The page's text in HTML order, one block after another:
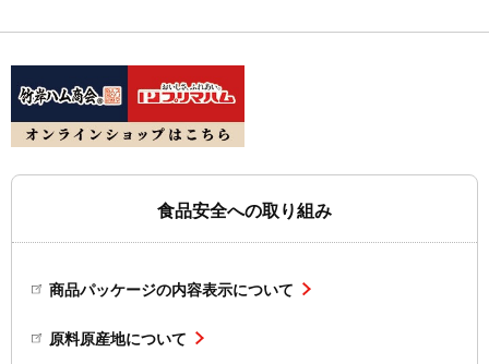
食品安全への取り組み
商品パッケージの内容表示について
原料原産地について